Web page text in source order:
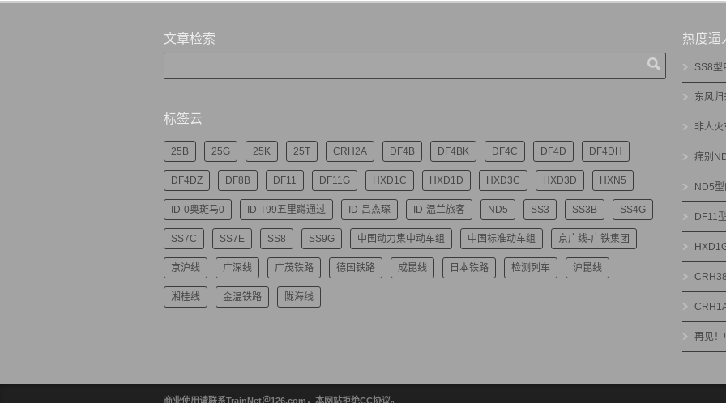
文章检索
标签云
25B 25G 25K 25T CRH2A DF4B DF4BK DF4C DF4D DF4DH
DF4DZ DF8B DF11 DF11G HXD1C HXD1D HXD3C HXD3D HXN5
ID-0奥斑马0 ID-T99五里蹲通过 ID-吕杰琛 ID-温兰旅客 ND5 SS3 SS3B SS4G
SS7C SS7E SS8 SS9G 中国动力集中动车组 中国标准动车组 京广线-广铁集团
京沪线 广深线 广茂铁路 德国铁路 成昆线 日本铁路 检测列车 沪昆线
湘桂线 金温铁路 陇海线
热度逼
SS8型
东风
非人火
痛别
ND5
DF11
再见！
商业使用请联系TrainNet＠126.com，本网站拒绝CC协议。